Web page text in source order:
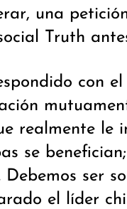
una
Truth
con
realmente le
se
ser
el líder